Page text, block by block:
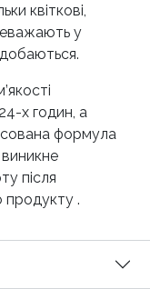
квіткові,
у
х годин, а
формула
після
продукту .